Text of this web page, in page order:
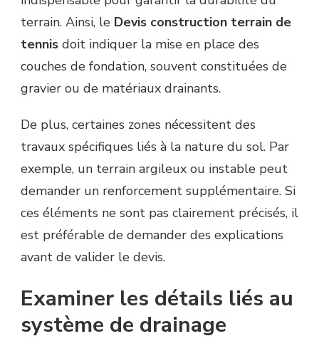
terrain. Ainsi, le Devis construction terrain de
tennis doit indiquer la mise en place des
couches de fondation, souvent constituées de
gravier ou de matériaux drainants.
De plus, certaines zones nécessitent des
travaux spécifiques liés à la nature du sol. Par
exemple, un terrain argileux ou instable peut
demander un renforcement supplémentaire. Si
ces éléments ne sont pas clairement précisés, il
est préférable de demander des explications
avant de valider le devis.
Examiner les détails liés au
système de drainage